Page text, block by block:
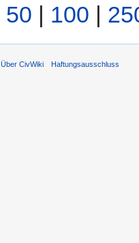
50 100
Über CivWiki Haftungsausschluss